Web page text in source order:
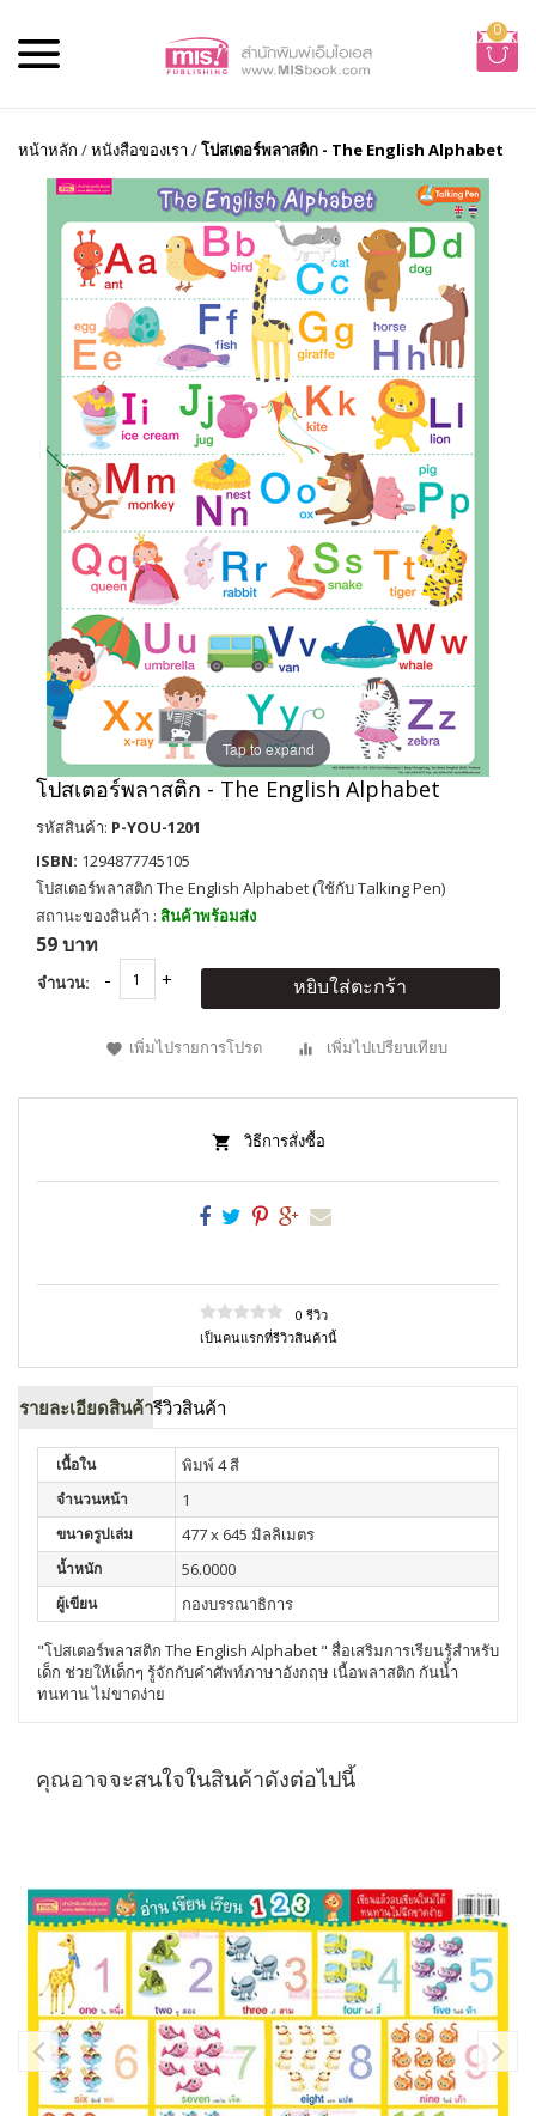
0
หน้าหลัก /หนังสือของเรา /โปสเตอร์พลาสติก - The English Alphabet
Tap to expand
โปสเตอร์พลาสติก - The English Alphabet
รหัสสินค้า: P-YOU-1201
ISBN: 1294877745105
โปสเตอร์พลาสติก The English Alphabet (ใช้กับ Talking Pen)
สถานะของสินค้า : สินค้าพร้อมส่ง
59 บาท
จำนวน: หยิบใส่ตะกร้า
เพิ่มไปรายการโปรด เพิ่มไปเปรียบเทียบ
วิธีการสั่งซื้อ
0 รีวิว
เป็นคนแรกที่รีวิวสินค้านี้
รายละเอียดสินค้ารีวิวสินค้า
เนื้อใน พิมพ์ 4 สี
จำนวนหน้า 1
ขนาดรูปเล่ม 477 x 645 มิลลิเมตร
น้ำหนัก 56.0000
ผู้เขียน กองบรรณาธิการ
"โปสเตอร์พลาสติก The English Alphabet " สื่อเสริมการเรียนรู้สำหรับ
เด็ก ช่วยให้เด็กๆ รู้จักกับคำศัพท์ภาษาอังกฤษ เนื้อพลาสติก กันน้ำ
ทนทาน ไม่ขาดง่าย
คุณอาจจะสนใจในสินค้าดังต่อไปนี้